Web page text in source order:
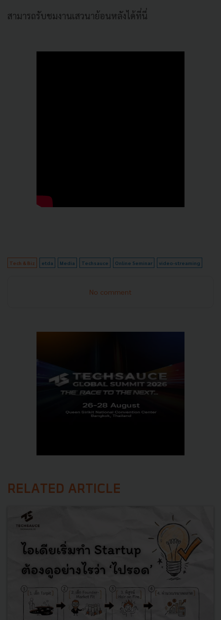
สามารถรับชมงานเสวนาย้อนหลังได้ที่นี่
Tech & Biz etda Media Techsauce Online Seminar video-streaming
No comment
RELATED ARTICLE